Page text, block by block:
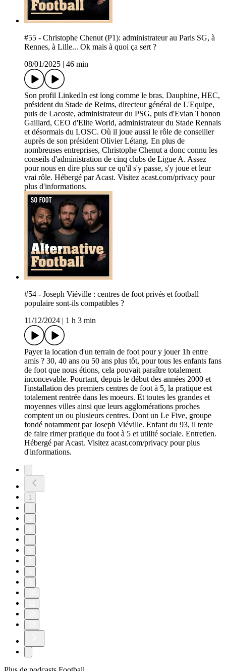
#55 - Christophe Chenut (P1): administrateur au Paris SG, à
Rennes, à Lille... Ok mais à quoi ça sert ?
08/01/2025
46 min
Son profil LinkedIn est long comme le bras. Dauphine, HEC,
président du Stade de Reims, directeur général de L'Equipe,
puis de Lacoste, administrateur du PSG, puis d'Evian Thonon
Gaillard, CEO d'Elite World, administrateur du Stade Rennais
et désormais du LOSC. Où il joue aussi le rôle de conseiller
auprès de son président Olivier Létang. En plus de
nombreuses entreprises, Christophe Chenut a donc connu les
conseils d'administration de cinq clubs de Ligue A. Assez
pour nous en dire plus sur ce qu'il s'y passe, s'y joue et leur
vrai rôle. Hébergé par Acast. Visitez acast.com/privacy pour
plus d'informations.
#54 - Joseph Viéville : centres de foot privés et football
populaire sont-ils compatibles ?
11/12/2024
1 h 3 min
Payer la location d'un terrain de foot pour y jouer 1h entre
amis ? 30, 40 ans ou 50 ans plus tôt, pour tous les enfants fans
de foot que nous étions, cela pouvait paraître totalement
inconcevable. Pourtant, depuis le début des années 2000 et
l'installation des premiers centres de foot à 5, la pratique est
totalement rentrée dans les moeurs. Et toutes les grandes et
moyennes villes ainsi que leurs agglomérations proches
comptent un ou plusieurs centres. Dont un Le Five, groupe
fondé notamment par Joseph Viéville. Enfant du 93, il tente
de faire rimer pratique du foot à 5 et utilité sociale. Entretien.
Hébergé par Acast. Visitez acast.com/privacy pour plus
d'informations.
1